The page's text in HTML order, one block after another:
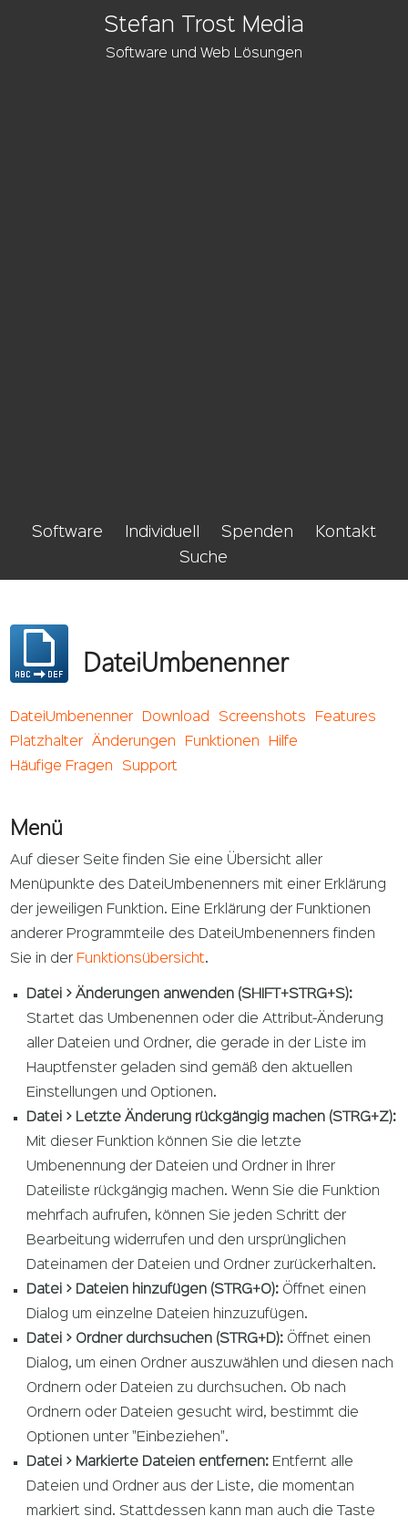
Stefan Trost Media
Software und Web Lösungen
Software Individuell Spenden
Kontakt
Suche
DateiUmbenenner
DateiUmbenenner Download Screenshots
Features
Platzhalter
Änderungen Funktionen
Hilfe
Häufige Fragen
Support
Menü
Auf dieser Seite finden Sie eine Übersicht aller
Menüpunkte des DateiUmbenenners mit einer Erklärung
der jeweiligen Funktion. Eine Erklärung der Funktionen
anderer Programmteile des DateiUmbenenners finden
Sie in der Funktionsübersicht.
Datei > Änderungen anwenden (SHIFT+STRG+S):
Startet das Umbenennen oder die Attribut-Änderung
aller Dateien und Ordner, die gerade in der Liste im
Hauptfenster geladen sind gemäß den aktuellen
Einstellungen und Optionen.
Datei > Letzte Änderung rückgängig machen (STRG+Z):
Mit dieser Funktion können Sie die letzte
Umbenennung der Dateien und Ordner in Ihrer
Dateiliste rückgängig machen. Wenn Sie die Funktion
mehrfach aufrufen, können Sie jeden Schritt der
Bearbeitung widerrufen und den ursprünglichen
Dateinamen der Dateien und Ordner zurückerhalten.
Datei > Dateien hinzufügen (STRG+O): Öffnet einen
Dialog um einzelne Dateien hinzuzufügen.
Datei > Ordner durchsuchen (STRG+D): Öffnet einen
Dialog, um einen Ordner auszuwählen und diesen nach
Ordnern oder Dateien zu durchsuchen. Ob nach
Ordnern oder Dateien gesucht wird, bestimmt die
Optionen unter "Einbeziehen".
Datei > Markierte Dateien entfernen: Entfernt alle
Dateien und Ordner aus der Liste, die momentan
markiert sind. Stattdessen kann man auch die Taste